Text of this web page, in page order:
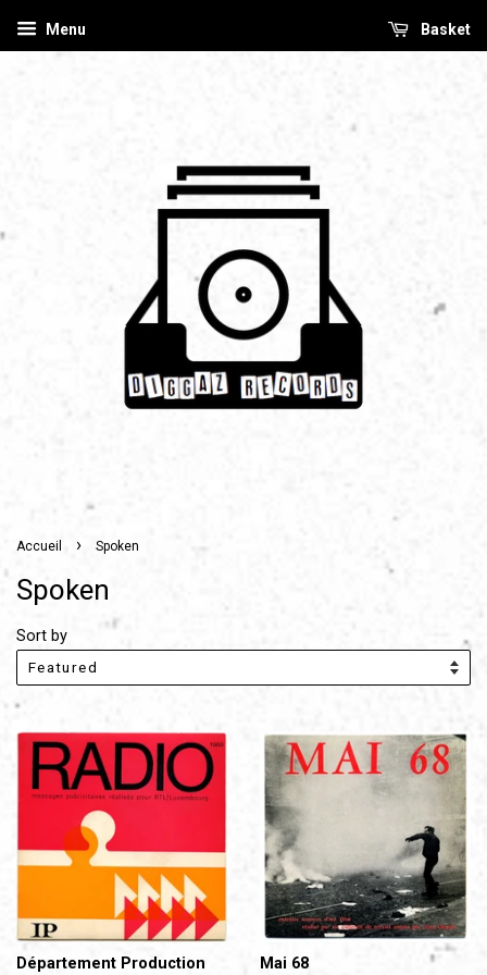
Menu Basket
Accueil › Spoken
Spoken
Sort by
Département Production
Mai 68